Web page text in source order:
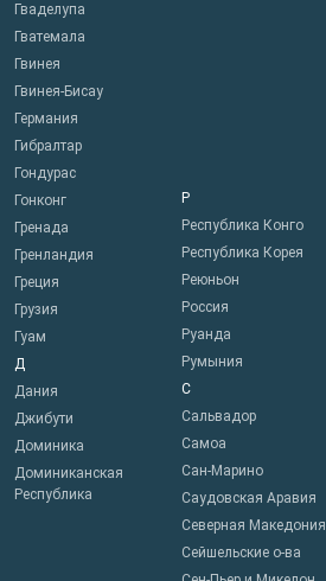
Гваделупа
Гватемала
Гвинея
Гвинея-Бисау
Германия
Гибралтар
Гондурас
Гонконг
Гренада
Гренландия
Греция
Грузия
Гуам
Д
Дания
Джибути
Доминика
Доминиканская
Республика
Р
Республика Конго
Республика Корея
Реюньон
Россия
Руанда
Румыния
С
Сальвадор
Самоа
Сан-Марино
Саудовская Аравия
Северная Македония
Сейшельские о-ва